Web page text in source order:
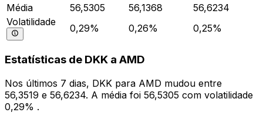
Média
56,5305 56,1368
56,6234
Volatilidade
0,29% 0,26% 0,25%
Estatísticas de DKK a AMD
Nos últimos 7 dias, DKK para AMD mudou entre
56,3519 e 56,6234. A média foi 56,5305 com volatilidade
0,29% .